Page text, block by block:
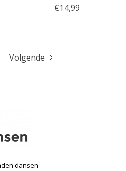
€14,99
Volgende
dansen